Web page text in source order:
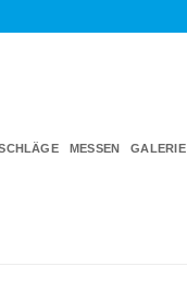
MESSEN GALERIE